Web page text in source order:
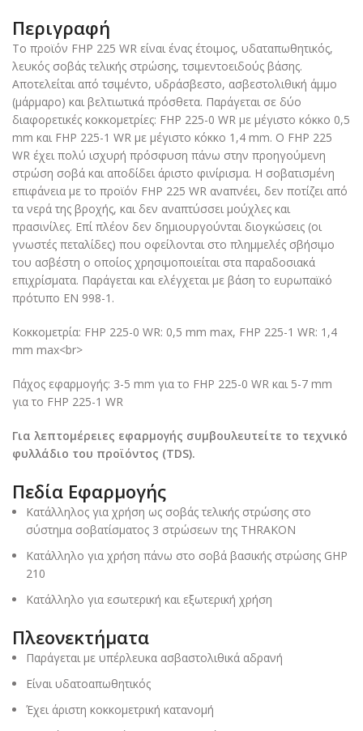
Περιγραφή
Το προϊόν FHP 225 WR είναι ένας έτοιμος, υδαταπωθητικός,
λευκός σοβάς τελικής στρώσης, τσιμεντοειδούς βάσης.
Αποτελείται από τσιμέντο, υδράσβεστο, ασβεστολιθική άμμο
(μάρμαρο) και βελτιωτικά πρόσθετα. Παράγεται σε δύο
διαφορετικές κοκκομετρίες: FHP 225-0 WR με μέγιστο κόκκο 0,5
mm και FHP 225-1 WR με μέγιστο κόκκο 1,4 mm. Ο FHP 225
WR έχει πολύ ισχυρή πρόσφυση πάνω στην προηγούμενη
στρώση σοβά και αποδίδει άριστο φινίρισμα. Η σοβατισμένη
επιφάνεια με το προϊόν FHP 225 WR αναπνέει, δεν ποτίζει από
τα νερά της βροχής, και δεν αναπτύσσει μούχλες και
πρασινίλες. Επί πλέον δεν δημιουργούνται διογκώσεις (οι
γνωστές πεταλίδες) που οφείλονται στο πλημμελές σβήσιμο
του ασβέστη ο οποίος χρησιμοποιείται στα παραδοσιακά
επιχρίσματα. Παράγεται και ελέγχεται με βάση το ευρωπαϊκό
πρότυπο ΕΝ 998-1.
Κοκκομετρία: FHP 225-0 WR: 0,5 mm max, FHP 225-1 WR: 1,4
mm max<br>
Πάχος εφαρμογής: 3-5 mm για το FHP 225-0 WR και 5-7 mm
για το FHP 225-1 WR
Για λεπτομέρειες εφαρμογής συμβουλευτείτε το τεχνικό
φυλλάδιο του προϊόντος (TDS).
Πεδία Εφαρμογής
Κατάλληλος για χρήση ως σοβάς τελικής στρώσης στο
σύστημα σοβατίσματος 3 στρώσεων της THRAKON
Κατάλληλο για χρήση πάνω στο σοβά βασικής στρώσης GHP
210
Κατάλληλο για εσωτερική και εξωτερική χρήση
Πλεονεκτήματα
Παράγεται με υπέρλευκα ασβαστολιθικά αδρανή
Είναι υδατοαπωθητικός
Έχει άριστη κοκκομετρική κατανομή